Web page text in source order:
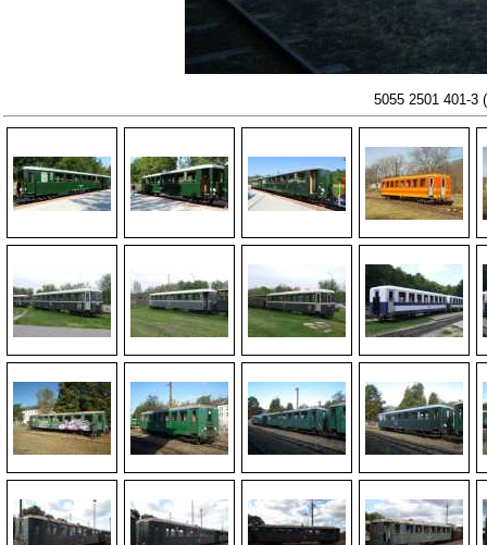
5055 2501 401-3